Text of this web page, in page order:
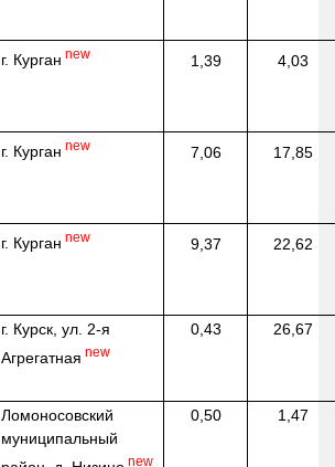
г. Курган new 1,39 4,03
г. Курган new 7,06 17,85
г. Курган new 9,37 22,62
г. Курск, ул. 2-я
Агрегатная new
0,43 26,67
Ломоносовский
муниципальный
new
0,50 1,47